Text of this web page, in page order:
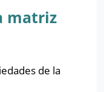
matriz
de la